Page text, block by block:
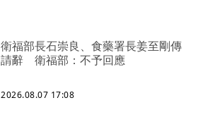
衛福部長石崇良、食藥署長姜至剛傳
請辭 衛福部：不予回應
2026.08.07 17:08